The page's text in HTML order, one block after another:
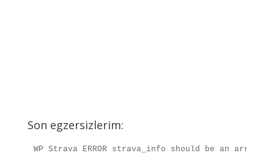
Son egzersizlerim:
WP Strava ERROR strava_info should be an